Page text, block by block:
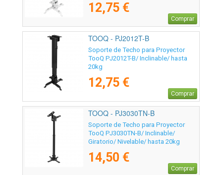
12,75 €
Comprar
TOOQ - PJ2012T-B
Soporte de Techo para Proyector
TooQ PJ2012T-B/ Inclinable/ hasta
20kg
12,75 €
Comprar
TOOQ - PJ3030TN-B
Soporte de Techo para Proyector
TooQ PJ3030TN-B/ Inclinable/
Giratorio/ Nivelable/ hasta 20kg
14,50 €
Comprar